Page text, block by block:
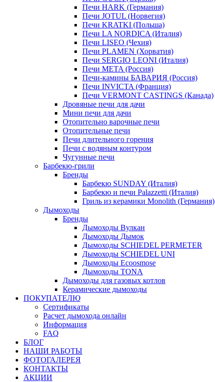
Печи HARK (Германия)
Печи JOTUL (Норвегия)
Печи KRATKI (Польша)
Печи LA NORDICA (Италия)
Печи LISEO (Чехия)
Печи PLAMEN (Хорватия)
Печи SERGIO LEONI (Италия)
Печи META (Россия)
Печи-камины БАВАРИЯ (Россия)
Печи INVICTA (Франция)
Печи VERMONT CASTINGS (Канада)
Дровяные печи для дачи
Мини печи для дачи
Отопительно варочные печи
Отопительные печи
Печи длительного горения
Печи с водяным контуром
Чугунные печи
Барбекю-грили
Бренды
Барбекю SUNDAY (Италия)
Барбекю и печи Palazzetti (Италия)
Гриль из керамики Monolith (Германия)
Дымоходы
Бренды
Дымоходы Вулкан
Дымоходы Дымок
Дымоходы SCHIEDEL PERMETER
Дымоходы SCHIEDEL UNI
Дымоходы Ecoosmose
Дымоходы TONA
Дымоходы для газовых котлов
Керамические дымоходы
ПОКУПАТЕЛЮ
Сертификаты
Расчет дымохода онлайн
Информация
FAQ
БЛОГ
НАШИ РАБОТЫ
ФОТОГАЛЕРЕЯ
КОНТАКТЫ
АКЦИИ